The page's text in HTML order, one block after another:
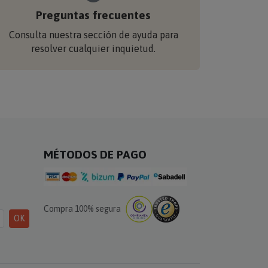
Preguntas frecuentes
Consulta nuestra sección de ayuda para
resolver cualquier inquietud.
OK
MÉTODOS DE PAGO
Compra 100% segura